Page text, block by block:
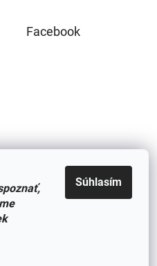
Súhlasím
p
u
Facebook